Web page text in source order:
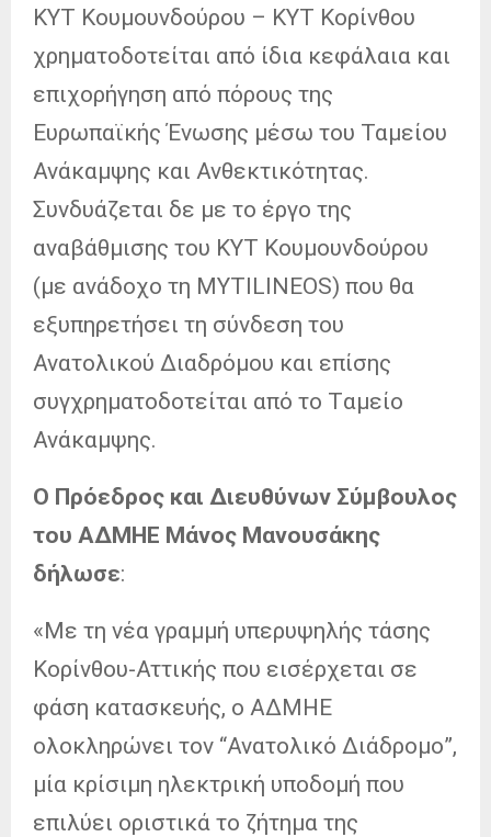
ΚΥΤ Κουμουνδούρου – ΚΥΤ Κορίνθου
χρηματοδοτείται από ίδια κεφάλαια και
επιχορήγηση από πόρους της
Ευρωπαϊκής Ένωσης μέσω του Ταμείου
Ανάκαμψης και Ανθεκτικότητας.
Συνδυάζεται δε με το έργο της
αναβάθμισης του ΚΥΤ Κουμουνδούρου
(με ανάδοχο τη MYTILINEOS) που θα
εξυπηρετήσει τη σύνδεση του
Ανατολικού Διαδρόμου και επίσης
συγχρηματοδοτείται από το Tαμείο
Ανάκαμψης.
Ο Πρόεδρος και Διευθύνων Σύμβουλος
του ΑΔΜΗΕ Μάνος Μανουσάκης
δήλωσε:
«Με τη νέα γραμμή υπερυψηλής τάσης
Κορίνθου-Αττικής που εισέρχεται σε
φάση κατασκευής, ο ΑΔΜΗΕ
ολοκληρώνει τον “Ανατολικό Διάδρομο”,
μία κρίσιμη ηλεκτρική υποδομή που
επιλύει οριστικά το ζήτημα της